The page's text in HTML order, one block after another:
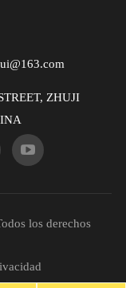
ZHUJI
los derechos